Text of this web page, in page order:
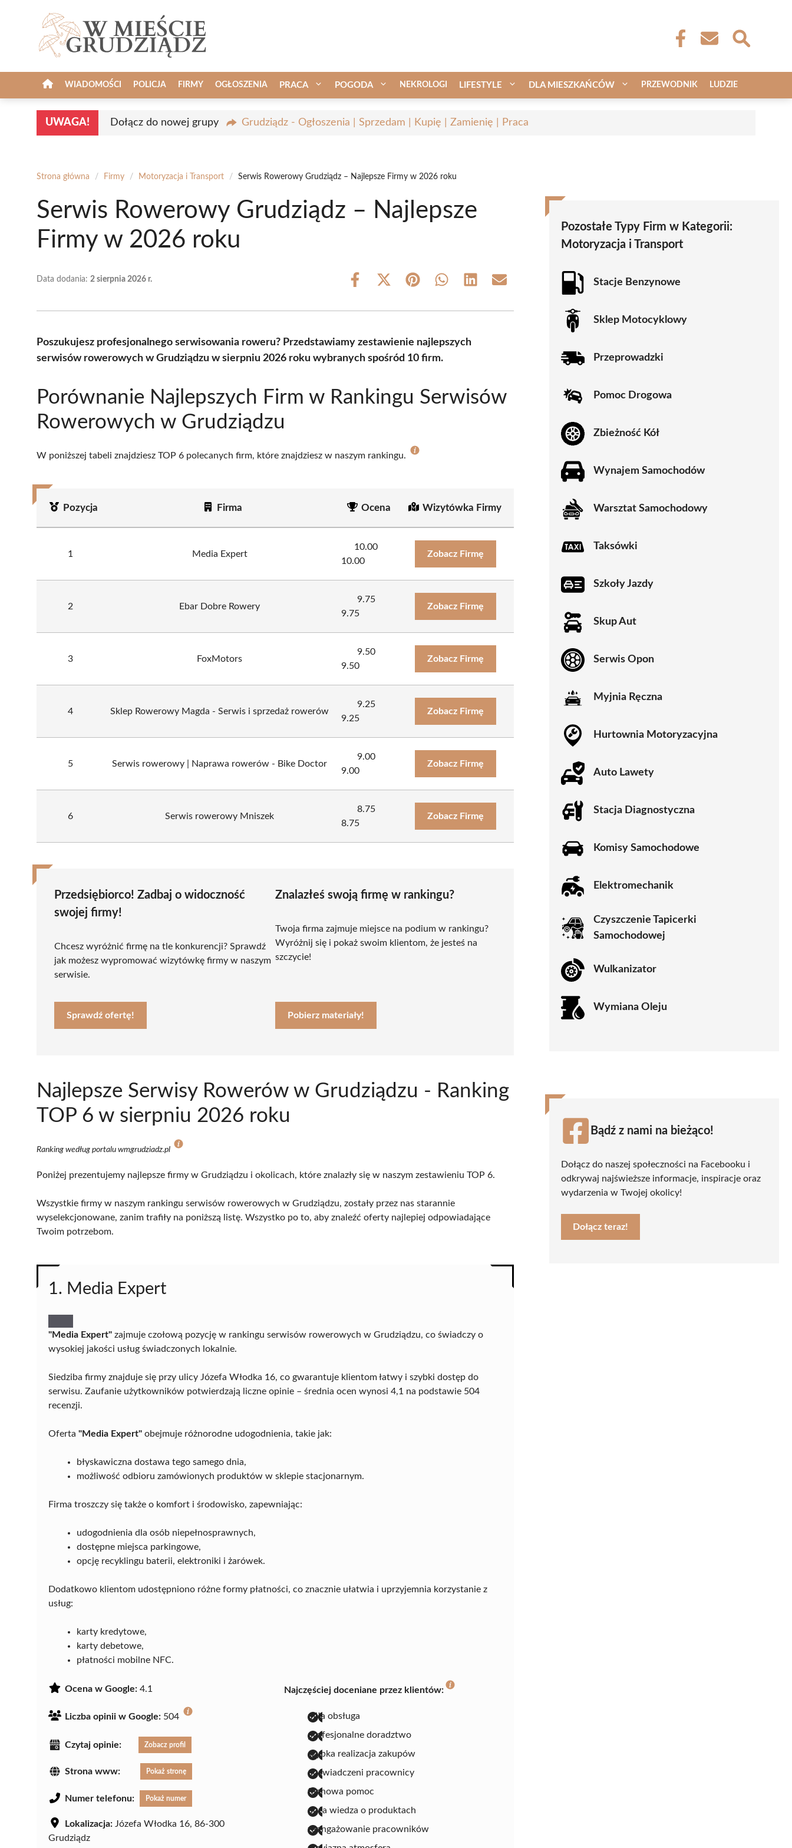
WIADOMOŚCI POLICJA FIRMY OGŁOSZENIA PRACA POGODA NEKROLOGI LIFESTYLE DLA MIESZKAŃCÓW PRZEWODNIK LUDZIE
UWAGA! Dołącz do nowej grupy Grudziądz - Ogłoszenia | Sprzedam | Kupię | Zamienię | Praca
Strona główna / Firmy / Motoryzacja i Transport / Serwis Rowerowy Grudziądz – Najlepsze Firmy w 2026 roku
Serwis Rowerowy Grudziądz – Najlepsze
Firmy w 2026 roku
Data dodania: 2 sierpnia 2026 r.
Share
Share
(Twitter)
Share Share Share Share
Poszukujesz profesjonalnego serwisowania roweru? Przedstawiamy zestawienie najlepszych
serwisów rowerowych w Grudziądzu w sierpniu 2026 roku wybranych spośród 10 firm.
Porównanie Najlepszych Firm w Rankingu Serwisów
Rowerowych w Grudziądzu
W poniższej tabeli znajdziesz TOP 6 polecanych firm, które znajdziesz w naszym rankingu.
Pozycja Firma Ocena Wizytówka Firmy
1 Media Expert
10.00
10.00
Zobacz Firmę
2 Ebar Dobre Rowery
9.75
9.75
Zobacz Firmę
3 FoxMotors
9.50
9.50
Zobacz Firmę
4 Sklep Rowerowy Magda - Serwis i sprzedaż rowerów
9.25
9.25
Zobacz Firmę
5 Serwis rowerowy | Naprawa rowerów - Bike Doctor
9.00
9.00
Zobacz Firmę
6 Serwis rowerowy Mniszek
8.75
8.75
Zobacz Firmę
Przedsiębiorco! Zadbaj o widoczność
swojej firmy!
Chcesz wyróżnić firmę na tle konkurencji? Sprawdź
jak możesz wypromować wizytówkę firmy w naszym
serwisie.
Sprawdź ofertę!
Znalazłeś swoją firmę w rankingu?
Twoja firma zajmuje miejsce na podium w rankingu?
Wyróżnij się i pokaż swoim klientom, że jesteś na
szczycie!
Pobierz materiały!
Najlepsze Serwisy Rowerów w Grudziądzu - Ranking
TOP 6 w sierpniu 2026 roku
Ranking według portalu wmgrudziadz.pl
Poniżej prezentujemy najlepsze firmy w Grudziądzu i okolicach, które znalazły się w naszym zestawieniu TOP 6.
Wszystkie firmy w naszym rankingu serwisów rowerowych w Grudziądzu, zostały przez nas starannie
wyselekcjonowane, zanim trafiły na poniższą listę. Wszystko po to, aby znaleźć oferty najlepiej odpowiadające
Twoim potrzebom.
1. Media Expert
"Media Expert" zajmuje czołową pozycję w rankingu serwisów rowerowych w Grudziądzu, co świadczy o
wysokiej jakości usług świadczonych lokalnie.
Siedziba firmy znajduje się przy ulicy Józefa Włodka 16, co gwarantuje klientom łatwy i szybki dostęp do
serwisu. Zaufanie użytkowników potwierdzają liczne opinie – średnia ocen wynosi 4,1 na podstawie 504
recenzji.
Oferta "Media Expert" obejmuje różnorodne udogodnienia, takie jak:
błyskawiczna dostawa tego samego dnia,
możliwość odbioru zamówionych produktów w sklepie stacjonarnym.
Firma troszczy się także o komfort i środowisko, zapewniając:
udogodnienia dla osób niepełnosprawnych,
dostępne miejsca parkingowe,
opcję recyklingu baterii, elektroniki i żarówek.
Dodatkowo klientom udostępniono różne formy płatności, co znacznie ułatwia i uprzyjemnia korzystanie z
usług:
karty kredytowe,
karty debetowe,
płatności mobilne NFC.
Ocena w Google: 4.1
Liczba opinii w Google: 504
Czytaj opinie: Zobacz profil
Strona www: Pokaż stronę
Numer telefonu: Pokaż numer
Lokalizacja: Józefa Włodka 16, 86-300
Grudziądz
Najczęściej doceniane przez klientów:
miła obsługa
profesjonalne doradztwo
szybka realizacja zakupów
doświadczeni pracownicy
fachowa pomoc
duża wiedza o produktach
zaangażowanie pracowników
Pozostałe Typy Firm w Kategorii:
Motoryzacja i Transport
Stacje Benzynowe
Sklep Motocyklowy
Przeprowadzki
Pomoc Drogowa
Zbieżność Kół
Wynajem Samochodów
Warsztat Samochodowy
Taksówki
Szkoły Jazdy
Skup Aut
Serwis Opon
Myjnia Ręczna
Hurtownia Motoryzacyjna
Auto Lawety
Stacja Diagnostyczna
Komisy Samochodowe
Elektromechanik
Czyszczenie Tapicerki
Samochodowej
Wulkanizator
Wymiana Oleju
Bądź z nami na bieżąco!
Dołącz do naszej społeczności na Facebooku i
odkrywaj najświeższe informacje, inspiracje oraz
wydarzenia w Twojej okolicy!
Dołącz teraz!